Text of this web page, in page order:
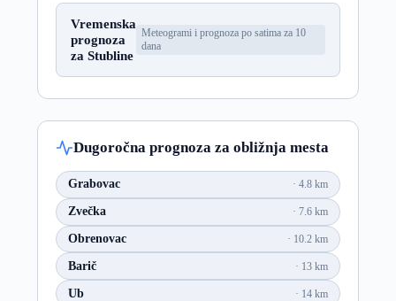
Vremenska
prognoza
za Stubline
Meteogrami i prognoza po satima za 10
dana
Dugoročna prognoza za obližnja mesta
Grabovac 4.8 km
Zvečka 7.6 km
Obrenovac 10.2 km
Barič 13 km
Ub 14 km